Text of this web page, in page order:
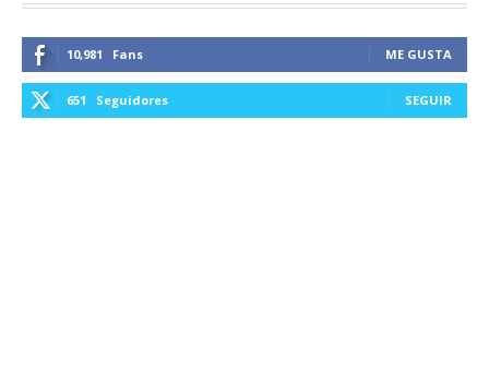
10,981 Fans ME GUSTA
651 Seguidores SEGUIR